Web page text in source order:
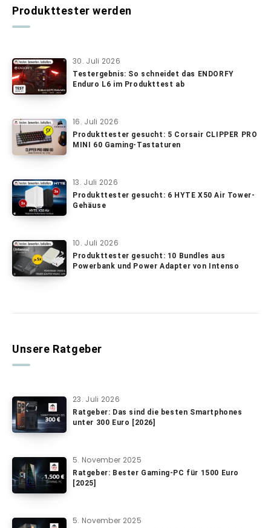
Produkttester werden
30. Juli 2026
Testergebnis: So schneidet das ENDORFY
Enduro L6 im Produkttest ab
16. Juli 2026
Produkttester gesucht: 5 Corsair CLIPPER PRO
MINI 60 Gaming-Tastaturen
13. Juli 2026
Produkttester gesucht: 6 HYTE X50 Air Tower-
Gehäuse
10. Juli 2026
Produkttester gesucht: 10 Bundles aus
Powerbank und Power Adapter von Intenso
Unsere Ratgeber
23. Juli 2026
Ratgeber: Das sind die besten Smartphones
unter 300 Euro [2026]
5. November 2025
Ratgeber: Bester Gaming-PC für 1500 Euro
[2025]
5. November 2025